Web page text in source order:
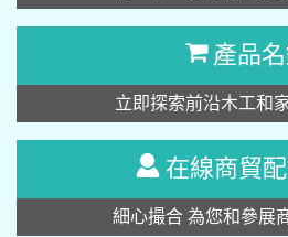
產品
立即探索前沿木工和
在線商貿
細心撮合 為您和參展